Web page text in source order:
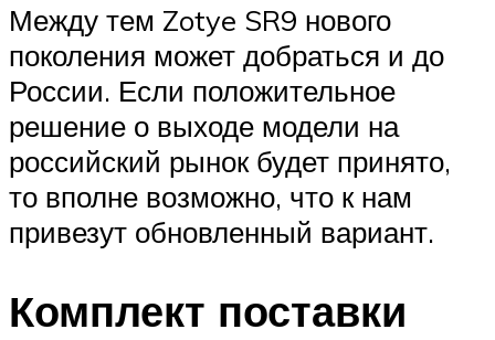
Между тем Zotye SR9 нового
поколения может добраться и до
России. Если положительное
решение о выходе модели на
российский рынок будет принято,
то вполне возможно, что к нам
привезут обновленный вариант.
Комплект поставки